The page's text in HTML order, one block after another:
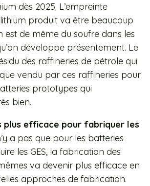
dès 2025. L’empreinte
produit va être beaucoup
est de même du soufre dans les
développe présentement. Le
des raffineries de pétrole qui
vendu par ces raffineries pour
prototypes qui
bien.
plus efficace pour fabriquer les
a pas que pour les batteries
les GES, la fabrication des
va devenir plus efficace en
approches de fabrication.